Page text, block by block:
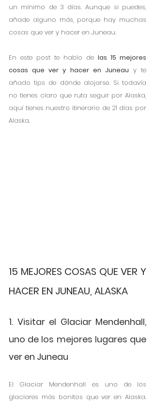
un mínimo de 3 días. Aunque si puedes,
añade alguno más, porque hay muchas
cosas que ver y hacer en Juneau.
En este post te hablo de las 15 mejores
cosas que ver y hacer en Juneau y te
añado tips de dónde alojarse. Si todavía
no tienes claro que ruta seguir por Alaska,
aquí tienes nuestro itinerario de 21 días por
Alaska.
15 MEJORES COSAS QUE VER Y
HACER EN JUNEAU, ALASKA
1. Visitar el Glaciar Mendenhall,
uno de los mejores lugares que
ver en Juneau
El Glaciar Mendenhall es uno de los
glaciares más bonitos que ver en Alaska.